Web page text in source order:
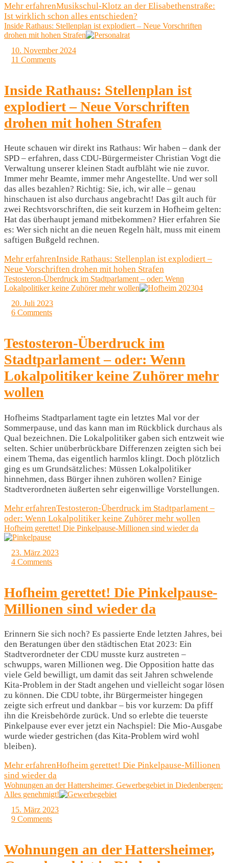
Mehr erfahrenMusikschul-Klotz an der Elisabethenstraße:
Ist wirklich schon alles entschieden?
Inside Rathaus: Stellenplan ist explodiert – Neue Vorschriften
drohen mit hohen Strafen
10. November 2024
11 Comments
Inside Rathaus: Stellenplan ist
explodiert – Neue Vorschriften
drohen mit hohen Strafen
Heute schauen wir direkt ins Rathaus: Wir haben – dank der
SPD – erfahren, dass CDU-Bürgermeister Christian Vogt die
Verwaltung unserer kleinen Stadt aufbläht wie nie zuvor.
Immer mehr Beamte, immer mehr Angestellte. Und wer soll
das alles bezahlen? Richtig: Sie, ich, wir alle – genau
hinschauen ist also durchaus angebracht! Das gilt auch für
zwei Rechtsvorschriften, die seit kurzem in Hofheim gelten:
Hat das überhaupt jemand mitbekommen? Hier erfahren Sie
es: Wer sich nicht an die neuen Regeln hält, muss mit einem
saftigen Bußgeld rechnen.
Mehr erfahrenInside Rathaus: Stellenplan ist explodiert –
Neue Vorschriften drohen mit hohen Strafen
Testosteron-Überdruck im Stadtparlament – oder: Wenn
Lokalpolitiker keine Zuhörer mehr wollen
20. Juli 2023
6 Comments
Testosteron-Überdruck im
Stadtparlament – oder: Wenn
Lokalpolitiker keine Zuhörer mehr
wollen
Hofheims Stadtparlament tagte ein letztes Mal vor der
Sommerpause, und das kann man im Rückblick durchaus als
Qual bezeichnen. Die Lokalpolitiker gaben sich entzweit wie
selten. Schier unüberbrückbare Differenzen zeigten sich bei
einem Thema, das eigentlich harmlos klingt. Doch plötzlich
ging es um Grundsätzliches: Müssen Lokalpolitiker
hinnehmen, dass Bürger ihnen zuhören wollen? Einige
Stadtverordneten äußerten sehr eigenwillige Vorstellungen.
Mehr erfahrenTestosteron-Überdruck im Stadtparlament –
oder: Wenn Lokalpolitiker keine Zuhörer mehr wollen
Hofheim gerettet! Die Pinkelpause-Millionen sind wieder da
23. März 2023
4 Comments
Hofheim gerettet! Die Pinkelpause-
Millionen sind wieder da
Erinnern Sie sich noch? Es passierte Ende letzten Jahres, bei
den Beratungen über den städtischen Etat 2023: Ein
Stadtverordneter der CDU musste kurz austreten –
schwupps, waren Millionen weg. Die Opposition hatte das
viele Geld bewilligt, um damit das seit Jahren schwelende
Kita-Problem in der Stadt angehen und vielleicht sogar lösen
zu können. Die CDU tobte, ihr Bürgermeister hingegen
zeigte sich erfreut und dankbar – bis vor kurzem: Da pfiff
ihn die Kreisbehörde zurück. Und so erlebte die teuerste
Pinkelpause ever ever jetzt ein Nachspiel: Die Mio-Ausgabe
wurde wieder gestrichen (das Kita-Problem wird wohl
bleiben).
Mehr erfahrenHofheim gerettet! Die Pinkelpause-Millionen
sind wieder da
Wohnungen an der Hattersheimer, Gewerbegebiet in Diedenbergen:
Alles genehmigt!
15. März 2023
9 Comments
Wohnungen an der Hattersheimer,